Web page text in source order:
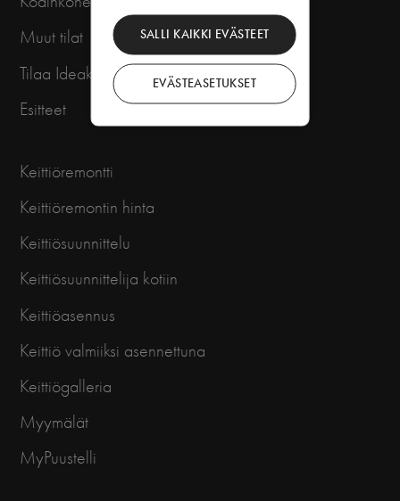
SALLI KAIKKI EVÄSTEET
EVÄSTEASETUKSET
Muut tilat
Tilaa Ideakirja
Esitteet
Keittiöremontti
Keittiöremontin hinta
Keittiösuunnittelu
Keittiösuunnittelija kotiin
Keittiöasennus
Keittiö valmiiksi asennettuna
Keittiögalleria
Myymälät
MyPuustelli